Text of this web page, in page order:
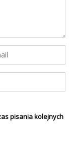
pisania kolejnych